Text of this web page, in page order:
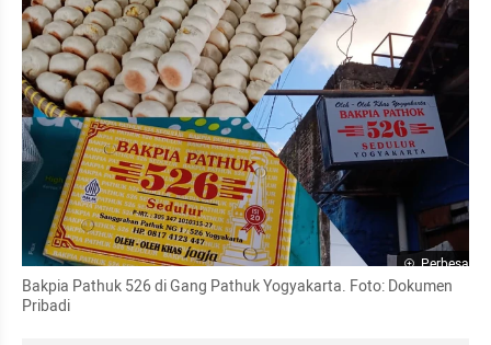
Perbesar
Bakpia Pathuk 526 di Gang Pathuk Yogyakarta. Foto: Dokumen
Pribadi